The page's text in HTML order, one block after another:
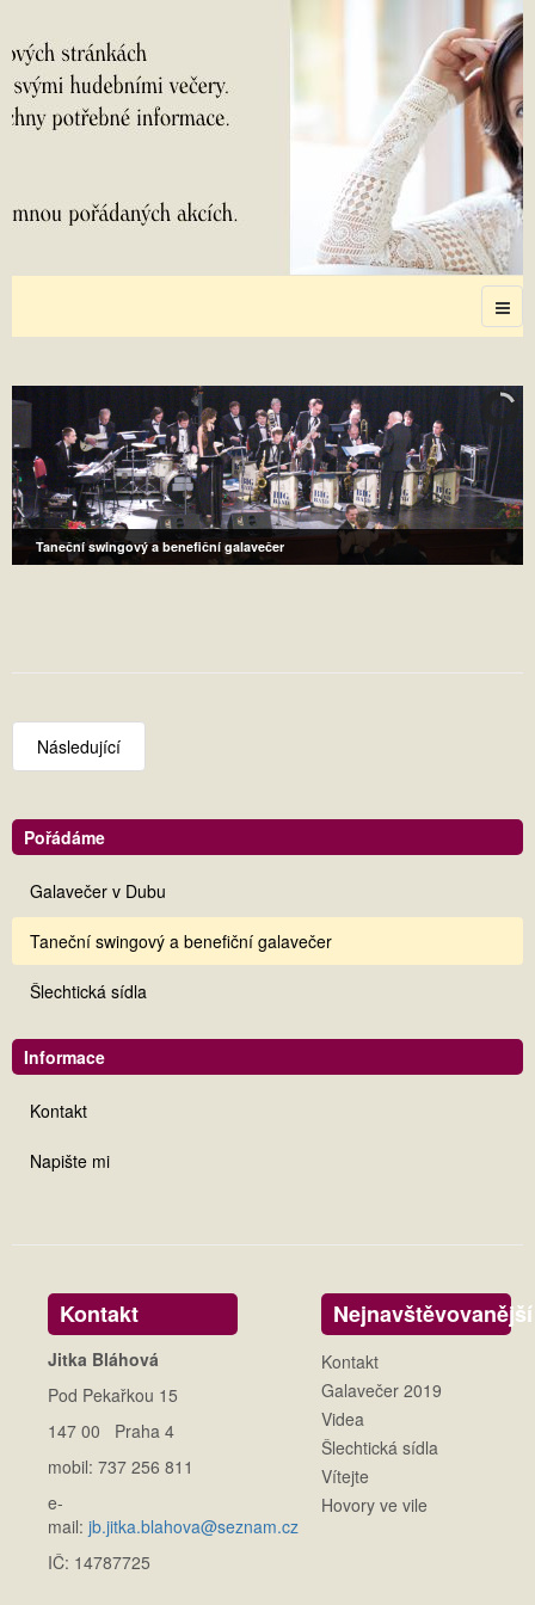
Taneční swingový a benefiční galavečer
Následující
Pořádáme
Galavečer v Dubu
Taneční swingový a benefiční galavečer
Šlechtická sídla
Informace
Kontakt
Napište mi
Kontakt
Jitka Bláhová
Pod Pekařkou 15
147 00 Praha 4
mobil: 737 256 811
e-
mail: jb.jitka.blahova@seznam.cz
IČ: 14787725
Nejnavštěvovanější
Kontakt
Galavečer 2019
Videa
Šlechtická sídla
Vítejte
Hovory ve vile